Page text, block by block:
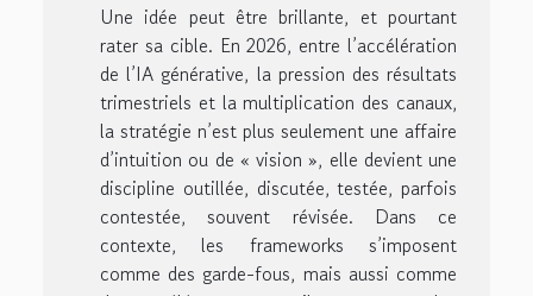
Une idée peut être brillante, et pourtant
rater sa cible. En 2026, entre l’accélération
de l’IA générative, la pression des résultats
trimestriels et la multiplication des canaux,
la stratégie n’est plus seulement une affaire
d’intuition ou de « vision », elle devient une
discipline outillée, discutée, testée, parfois
contestée, souvent révisée. Dans ce
contexte, les frameworks s’imposent
comme des garde-fous, mais aussi comme